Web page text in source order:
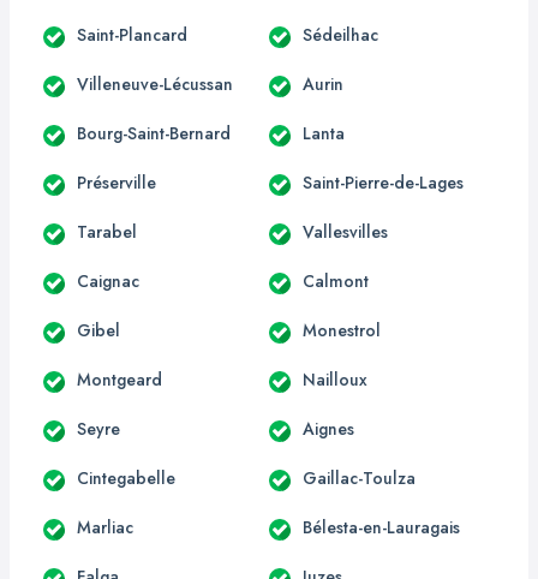
Saint-Plancard Sédeilhac
Villeneuve-Lécussan Aurin
Bourg-Saint-Bernard Lanta
Préserville Saint-Pierre-de-Lages
Tarabel Vallesvilles
Caignac Calmont
Gibel Monestrol
Montgeard Nailloux
Seyre Aignes
Cintegabelle Gaillac-Toulza
Marliac Bélesta-en-Lauragais